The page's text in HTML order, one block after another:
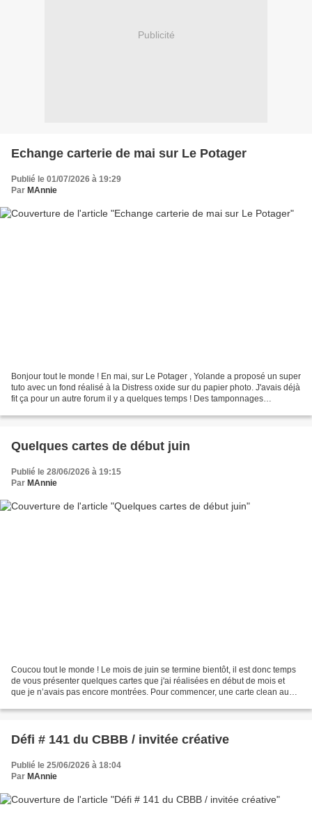
Publicité
Echange carterie de mai sur Le Potager
Publié le 01/07/2026 à 19:29
Par MAnnie
Bonjour tout le monde ! En mai, sur Le Potager , Yolande a proposé un super
tuto avec un fond réalisé à la Distress oxide sur du papier photo. J'avais déjà
fit ça pour un autre forum il y a quelques temps ! Des tamponnages
Quelques cartes de début juin
Publié le 28/06/2026 à 19:15
Par MAnnie
Coucou tout le monde ! Le mois de juin se termine bientôt, il est donc temps
de vous présenter quelques cartes que j'ai réalisées en début de mois et
que je n’avais pas encore montrées. Pour commencer, une carte clean au
Défi # 141 du CBBB / invitée créative
Publié le 25/06/2026 à 18:04
Par MAnnie